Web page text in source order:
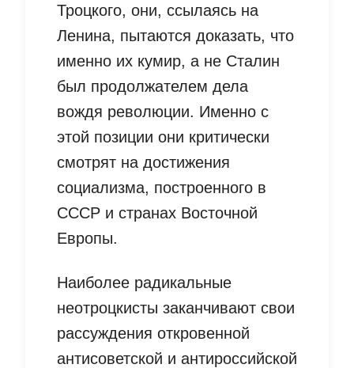
Троцкого, они, ссылаясь на
Ленина, пытаются доказать, что
именно их кумир, а не Сталин
был продолжателем дела
вождя революции. Именно с
этой позиции они критически
смотрят на достижения
социализма, построенного в
СССР и странах Восточной
Европы.
Наиболее радикальные
неотроцкисты заканчивают свои
рассуждения откровенной
антисоветской и антироссийской